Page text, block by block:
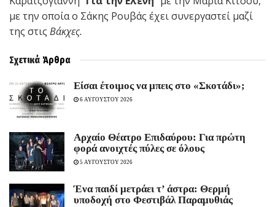
με την οποία ο Σάκης Ρουβάς έχει συνεργαστεί μαζί
της στις Βάκχες.
Σχετικά Άρθρα
Είσαι έτοιμος να μπεις στο «Σκοτάδι»;
6 ΑΥΓΟΥΣΤΟΥ 2026
Αρχαίο Θέατρο Επιδαύρου: Για πρώτη
φορά ανοιχτές πύλες σε όλους
5 ΑΥΓΟΥΣΤΟΥ 2026
Ένα παιδί μετράει τ’ άστρα: Θερμή
υποδοχή στο Φεστιβάλ Παραμυθιάς